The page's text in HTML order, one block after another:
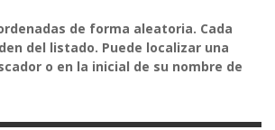
de forma aleatoria. Cada
del listado. Puede localizar una
o en la inicial de su nombre de